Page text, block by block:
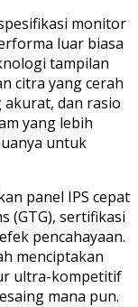
monitor
luar biasa
tampilan
citra yang cerah
dan rasio
yang lebih
untuk
panel IPS cepat
(GTG), sertifikasi
pencahayaan.
menciptakan
ultra-kompetitif
mana pun.